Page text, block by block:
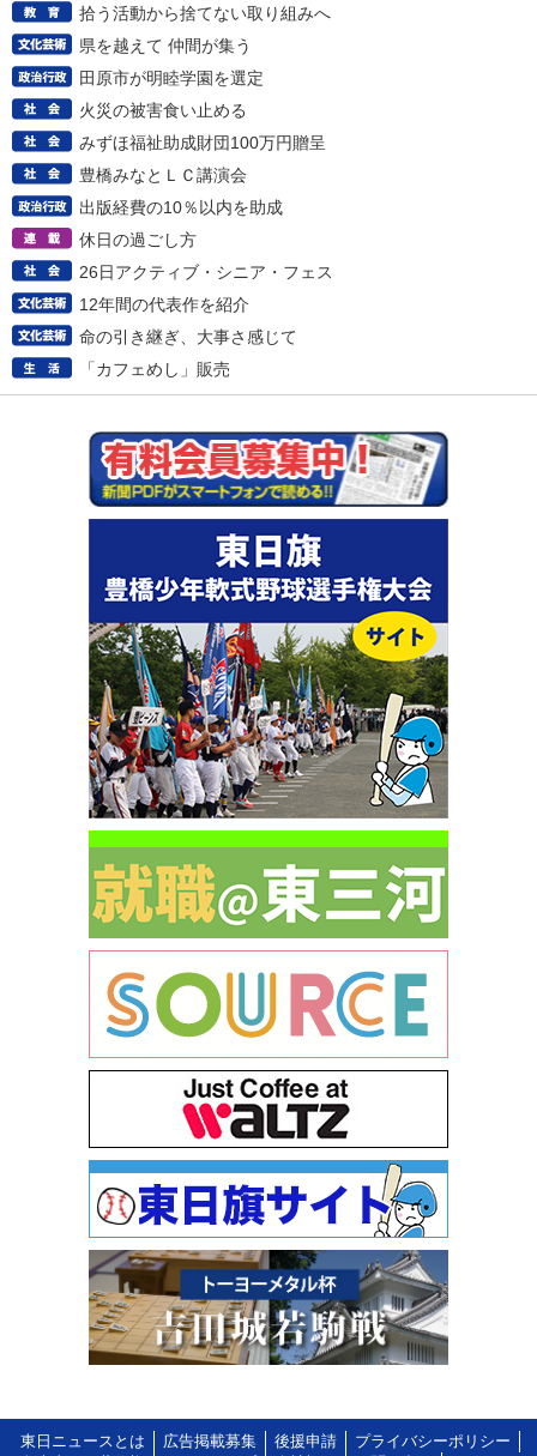
拾う活動から捨てない取り組みへ
県を越えて 仲間が集う
田原市が明睦学園を選定
火災の被害食い止める
みずほ福祉助成財団100万円贈呈
豊橋みなとＬＣ講演会
出版経費の10％以内を助成
休日の過ごし方
26日アクティブ・シニア・フェス
12年間の代表作を紹介
命の引き継ぎ、大事さ感じて
「カフェめし」販売
東日ニュースとは 広告掲載募集 後援申請
プライバシーポリシー